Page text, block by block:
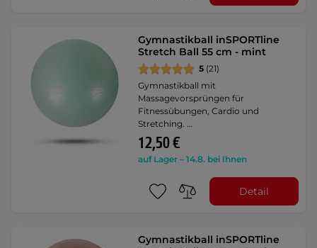
Gymnastikball inSPORTline
Stretch Ball 55 cm - mint
5 (21)
Gymnastikball mit
Massagevorsprüngen für
Fitnessübungen, Cardio und
Stretching. …
12,50 €
auf Lager – 14.8. bei Ihnen
Detail
Gymnastikball inSPORTline